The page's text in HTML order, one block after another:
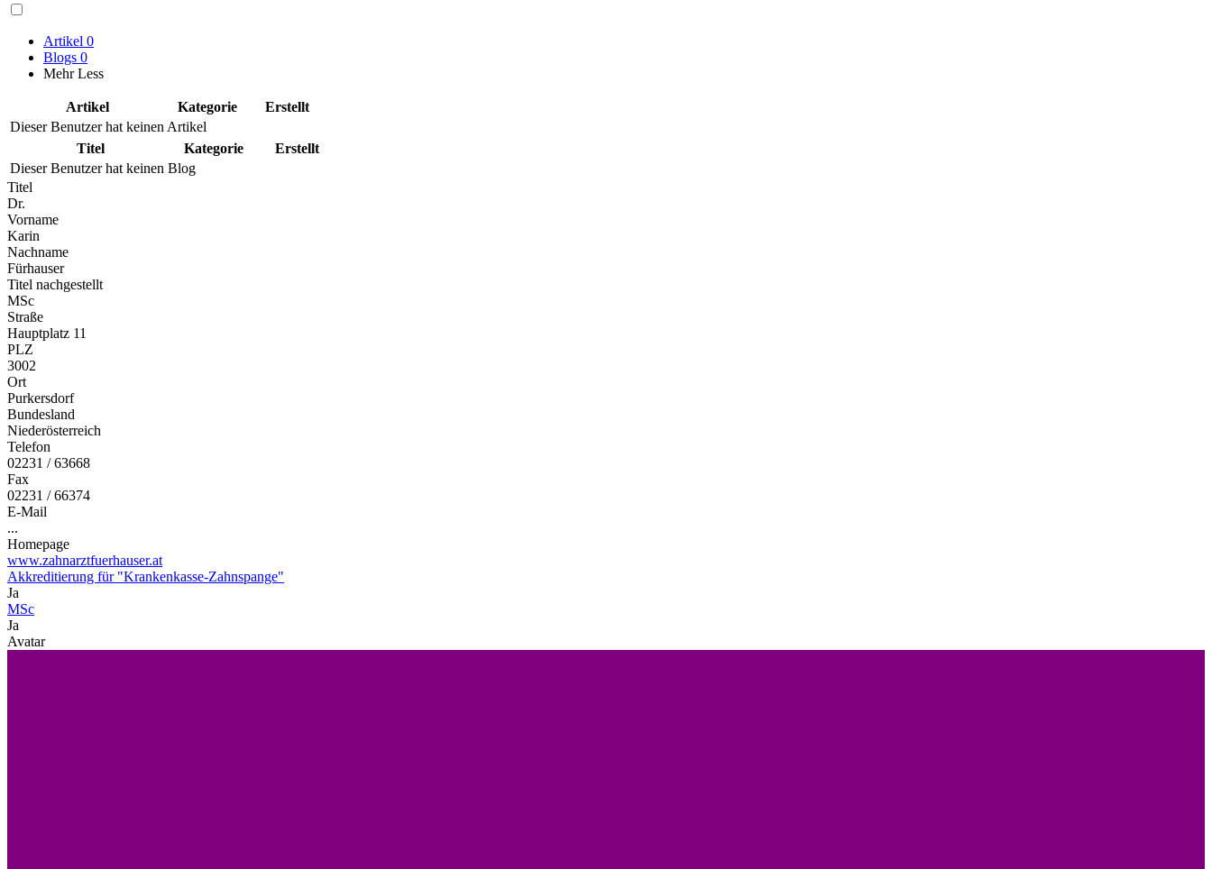
Artikel 0
Blogs 0
Mehr Less
Artikel Kategorie
Erstellt
Dieser Benutzer hat keinen Artikel
Titel
Kategorie
Erstellt
Dieser Benutzer hat keinen Blog
Titel
Dr.
Vorname
Karin
Nachname
Fürhauser
Titel nachgestellt
MSc
Straße
Hauptplatz 11
PLZ
3002
Ort
Purkersdorf
Bundesland
Niederösterreich
Telefon
02231 / 63668
Fax
02231 / 66374
E-Mail
...
Homepage
www.zahnarztfuerhauser.at
Akkreditierung für "Krankenkasse-Zahnspange"
Ja
MSc
Ja
Avatar